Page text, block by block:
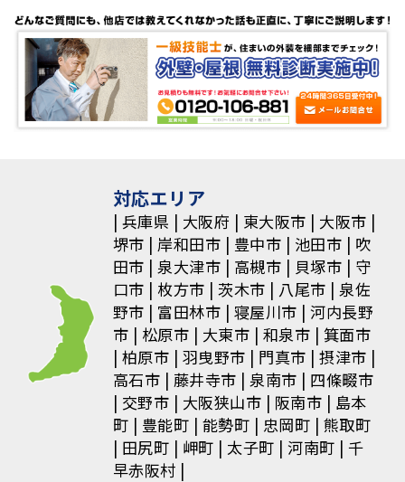
ナ
ビ
ゲ
ー
対応エリア
兵庫県 大阪府 東大阪市
大阪市
堺市
岸和田市 豊中市 池田市
吹
田市
泉大津市 高槻市 貝塚市
守
口市
枚方市 茨木市 八尾市
泉佐
野市
富田林市 寝屋川市
河内長野
市
松原市 大東市 和泉市 箕面市
柏原市 羽曳野市 門真市
摂津市
高石市
藤井寺市 泉南市
四條畷市
交野市
大阪狭山市 阪南市
島本
町
豊能町 能勢町 忠岡町 熊取町
田尻町
岬町 太子町 河南町
千
早赤阪村